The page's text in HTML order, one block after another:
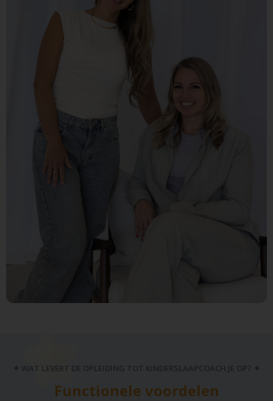
✦ WAT LEVERT DE OPLEIDING TOT KINDERSLAAPCOACH JE OP? ✦
Functionele voordelen